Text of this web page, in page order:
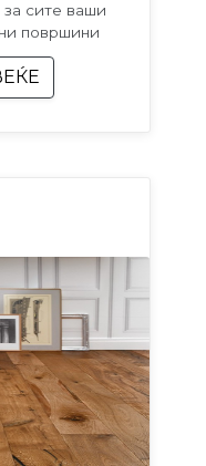
сите ваши
површини